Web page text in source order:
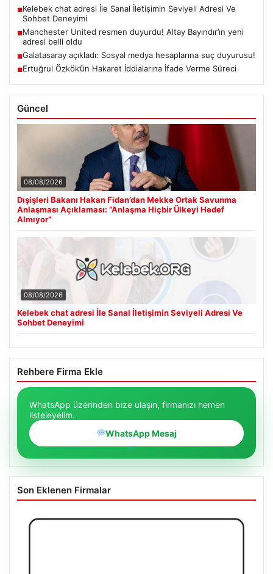
■Kelebek chat adresi İle Sanal İletişimin Seviyeli Adresi Ve
Sohbet Deneyimi
■Manchester United resmen duyurdu! Altay Bayındır’ın yeni
adresi belli oldu
■Galatasaray açıkladı: Sosyal medya hesaplarına suç duyurusu!
■Ertuğrul Özkök’ün Hakaret İddialarına İfade Verme Süreci
Güncel
08/08/2026
Dışişleri Bakanı Hakan Fidan’dan Mekke Ortak Savunma
Anlaşması Açıklaması: “Anlaşma Hiçbir Ülkeyi Hedef
Almıyor”
08/08/2026
Kelebek chat adresi İle Sanal İletişimin Seviyeli Adresi Ve
Sohbet Deneyimi
Rehbere Firma Ekle
WhatsApp üzerinden bize ulaşın, firmanızı hemen
listeleyelim.
WhatsApp Mesaj
Son Eklenen Firmalar